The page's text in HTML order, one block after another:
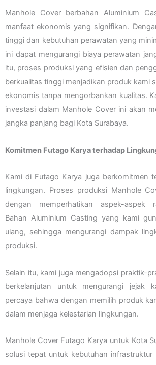
Manhole Cover berbahan Aluminium
manfaat ekonomis yang signifikan.
tinggi dan kebutuhan perawatan yang
ini dapat mengurangi biaya perawatan
itu, proses produksi yang efisien dan
berkualitas tinggi menjadikan produk kami
ekonomis tanpa mengorbankan kualitas.
investasi dalam Manhole Cover ini akan
jangka panjang bagi Kota Surabaya.
Komitmen Futago Karya terhadap
Kami di Futago Karya juga berkomitmen
lingkungan. Proses produksi Manhole
dengan memperhatikan aspek-aspek
Bahan Aluminium Casting yang kami
ulang, sehingga mengurangi dampak
produksi.
Selain itu, kami juga mengadopsi praktik-
berkelanjutan untuk mengurangi jejak
percaya bahwa dengan memilih produk
dalam menjaga kelestarian lingkungan.
Manhole Cover Futago Karya untuk Kota
solusi tepat untuk kebutuhan infrastruktur